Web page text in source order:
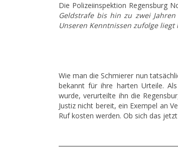
Die Polizeiinspektion Regensburg
Geldstrafe bis hin zu zwei
Unseren Kenntnissen zufolge
Wie man die Schmierer nun
bekannt für ihre harten Urteile.
wurde, verurteilte ihn die
Justiz nicht bereit, ein Exempel an
Ruf kosten werden. Ob sich das